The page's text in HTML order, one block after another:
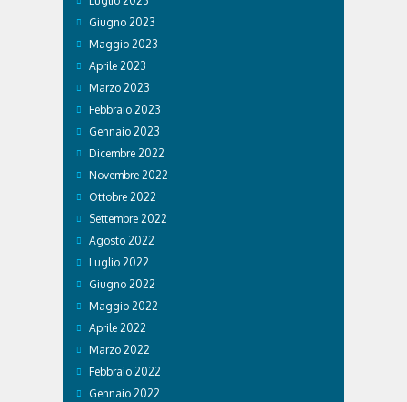
Giugno 2023
Maggio 2023
Aprile 2023
Marzo 2023
Febbraio 2023
Gennaio 2023
Dicembre 2022
Novembre 2022
Ottobre 2022
Settembre 2022
Agosto 2022
Luglio 2022
Giugno 2022
Maggio 2022
Aprile 2022
Marzo 2022
Febbraio 2022
Gennaio 2022